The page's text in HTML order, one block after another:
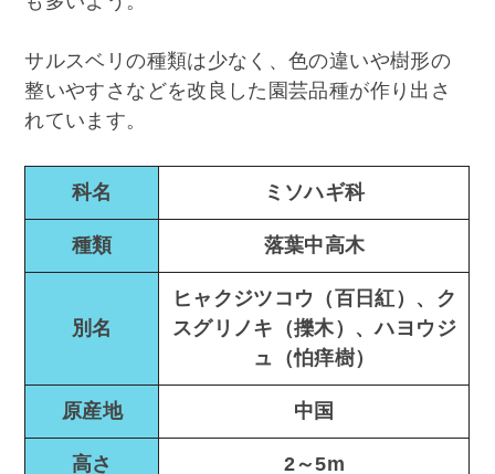
サルスベリの種類は少なく、色の違いや樹形の
整いやすさなどを改良した園芸品種が作り出さ
れています。
科名 ミソハギ科
種類 落葉中高木
別名
ヒャクジツコウ（百日紅）、ク
スグリノキ（擽木）、ハヨウジ
ュ（怕痒樹）
原産地 中国
高さ 2～5m